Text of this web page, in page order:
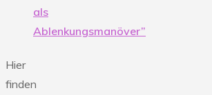
als
Ablenkungsmanöver”
Hier
finden